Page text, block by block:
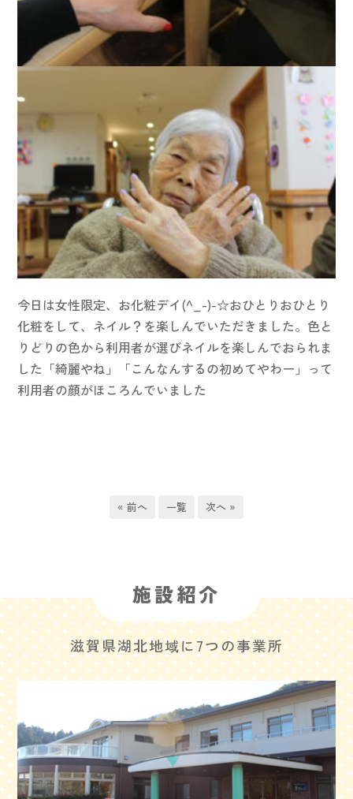
今日は女性限定、お化粧デイ(^_-)-☆おひとりおひとり
化粧をして、ネイル？を楽しんでいただきました。色と
りどりの色から利用者が選びネイルを楽しんでおられま
した「綺麗やね」「こんなんするの初めてやわー」って
利用者の顔がほころんでいました
« 前へ 一覧 次へ »
施設紹介
滋賀県湖北地域に7つの事業所